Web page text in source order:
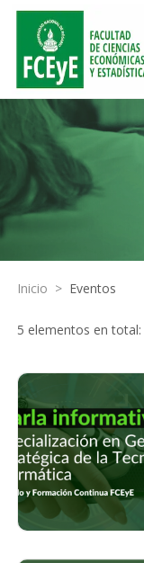
Inicio > Eventos
5 elementos en total: